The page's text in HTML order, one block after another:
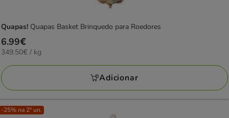
Quapas! Quapas Basket Brinquedo para Roedores
Preço
6.99€
6.99€
349.50€
KG
349.50€ / kg
Adicionar
-25% na 2ª un.